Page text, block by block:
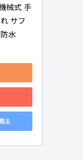
械式 手
サフ
水
る